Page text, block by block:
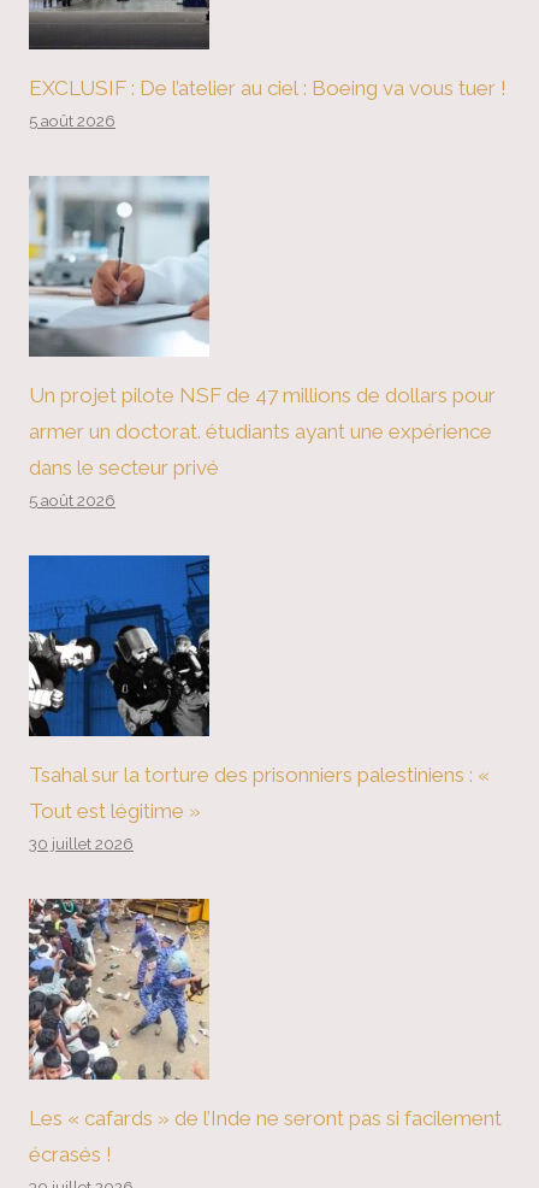
EXCLUSIF : De l’atelier au ciel : Boeing va vous tuer !
5 août 2026
Un projet pilote NSF de 47 millions de dollars pour
armer un doctorat. étudiants ayant une expérience
dans le secteur privé
5 août 2026
Tsahal sur la torture des prisonniers palestiniens : «
Tout est légitime »
30 juillet 2026
Les « cafards » de l’Inde ne seront pas si facilement
écrasés !